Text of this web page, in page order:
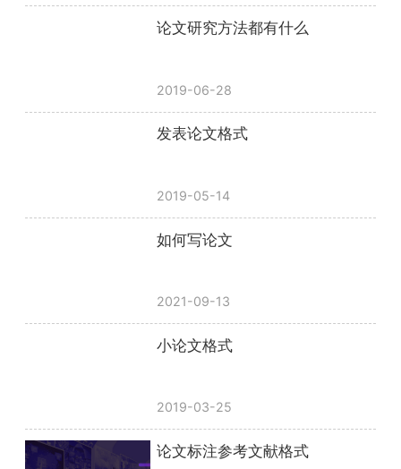
论文研究方法都有什么
2019-06-28
发表论文格式
2019-05-14
如何写论文
2021-09-13
小论文格式
2019-03-25
论文标注参考文献格式